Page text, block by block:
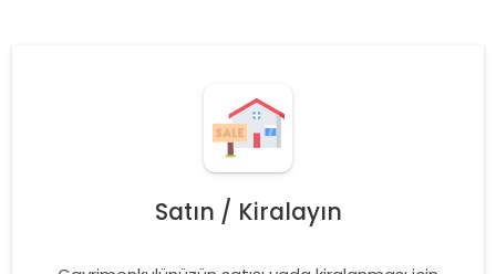
Satın / Kiralayın